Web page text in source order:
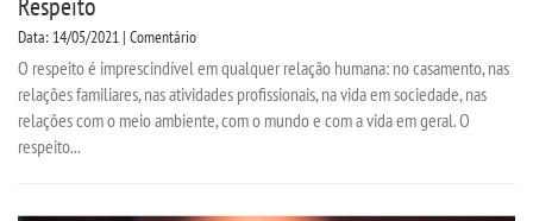
Data: 14/05/2021 | Comentário
O respeito é imprescindível em qualquer relação humana: no casamento, nas
relações familiares, nas atividades profissionais, na vida em sociedade, nas
relações com o meio ambiente, com o mundo e com a vida em geral. O
respeito...